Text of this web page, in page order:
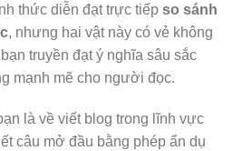
thức diễn đạt trực tiếp so sánh
, nhưng hai vật này có vẻ không
truyền đạt ý nghĩa sâu sắc
mạnh mẽ cho người đọc.
là về viết blog trong lĩnh vực
câu mở đầu bằng phép ẩn dụ